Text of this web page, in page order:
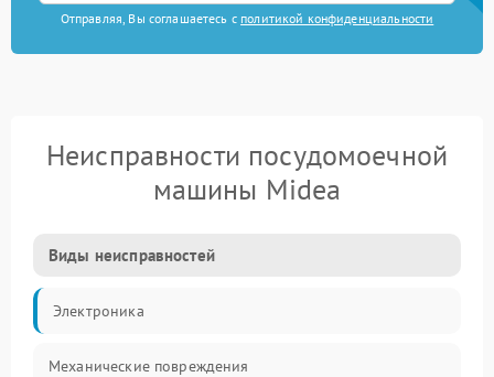
Отправляя, Вы соглашаетесь с политикой конфиденциальности
Неисправности посудомоечной
машины Midea
Виды неисправностей
Электроника
Механические повреждения